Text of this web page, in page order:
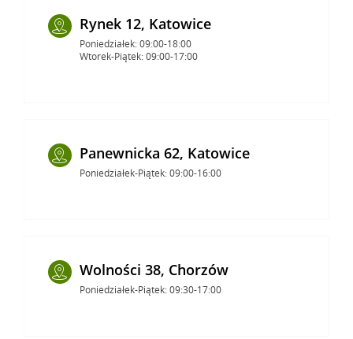
Rynek 12, Katowice
Poniedziałek: 09:00-18:00
Wtorek-Piątek: 09:00-17:00
Panewnicka 62, Katowice
Poniedziałek-Piątek: 09:00-16:00
Wolności 38, Chorzów
Poniedziałek-Piątek: 09:30-17:00